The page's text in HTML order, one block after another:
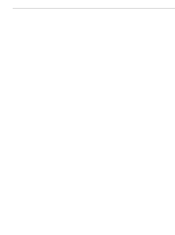
Македонија. Таму, […]